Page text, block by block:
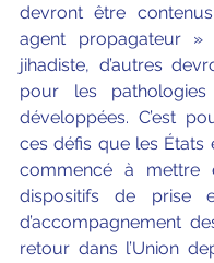
devront être
agent propagateur »
jihadiste, d’autres
pour les pathologies
développées. C’est
ces défis que les États
commencé à mettre
dispositifs de prise
d’accompagnement
retour dans l’Union